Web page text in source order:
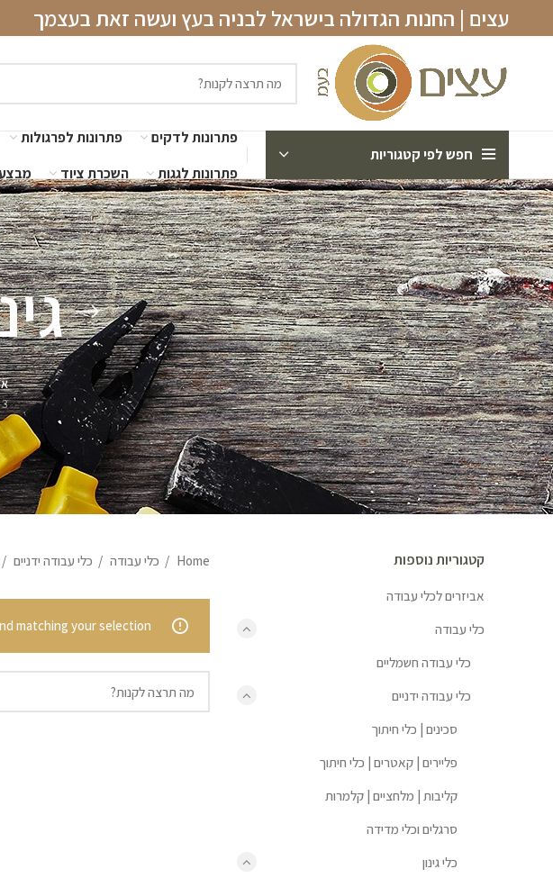
עצים | החנות הגדולה בישראל לבניה בעץ ועשה זאת בעצמך
חפש לפי קטגוריות
פתרונות לדקים פתרונות לפרגולות
פתרונות לגגות
השכרת ציוד
3 מוצרים
קטגוריות נוספות
אביזרים לכלי עבודה
כלי עבודה
כלי עבודה חשמליים
כלי עבודה ידניים
סכינים | כלי חיתוך
פליירים | קאטרים | כלי חיתוך
קליבות | מלחציים | קלמרות
סרגלים וכלי מדידה
כלי גינון
Home כלי עבודה כלי עבודה ידניים
matching your selection.